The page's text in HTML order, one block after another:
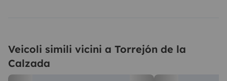
Veicoli simili vicini a Torrejón de la
Calzada